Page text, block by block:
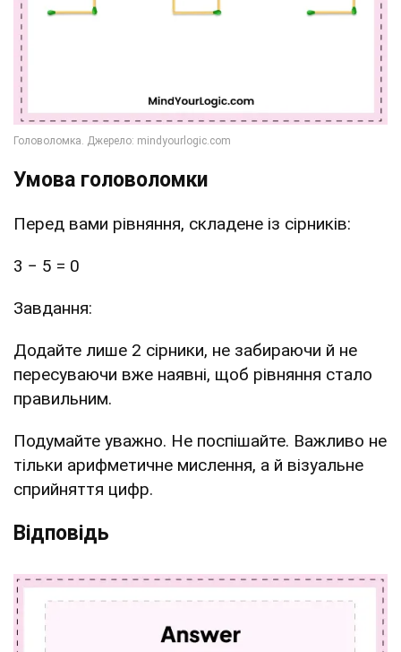
Умова головоломки
Перед вами рівняння, складене із сірників:
3 − 5 = 0
Завдання:
Додайте лише 2 сірники, не забираючи й не
пересуваючи вже наявні, щоб рівняння стало
правильним.
Подумайте уважно. Не поспішайте. Важливо не
тільки арифметичне мислення, а й візуальне
сприйняття цифр.
Відповідь